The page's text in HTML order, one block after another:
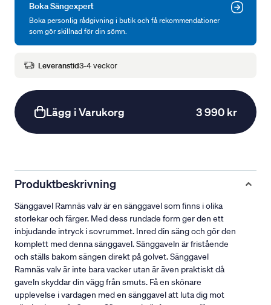
Boka Sängexpert
Boka personlig rådgivning i butik och få rekommendationer
som gör skillnad för din sömn.
Leveranstid3-4 veckor
Lägg i Varukorg 3 990 kr
Produktbeskrivning
Sänggavel Ramnäs valv är en sänggavel som finns i olika
storlekar och färger. Med dess rundade form ger den ett
inbjudande intryck i sovrummet. Inred din säng och gör den
komplett med denna sänggavel. Sänggaveln är fristående
och ställs bakom sängen direkt på golvet. Sänggavel
Ramnäs valv är inte bara vacker utan är även praktiskt då
gaveln skyddar din vägg från smuts. Få en skönare
upplevelse i vardagen med en sänggavel att luta dig mot